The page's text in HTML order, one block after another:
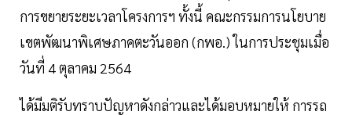
การขยายระยะเวลาโครงการฯ ทั้งนี้ คณะกรรมการนโยบาย
เขตพัฒนาพิเศษภาคตะวันออก (กพอ.) ในการประชุมเมื่อ
วันที่ 4 ตุลาคม 2564
ได้มีมติรับทราบปัญหาดังกล่าวและได้มอบหมายให้ การรถ